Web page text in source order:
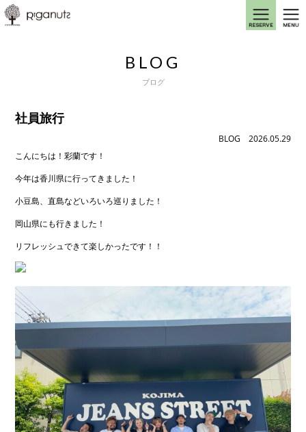
BLOG
ブログ
社員旅行
2026.05.29
BLOG
こんにちは！彩蘭です！
今年は香川県に行ってきました！
小豆島、直島などいろいろ巡りました！
岡山県にも行きました！
リフレッシュできて楽しかったです！！